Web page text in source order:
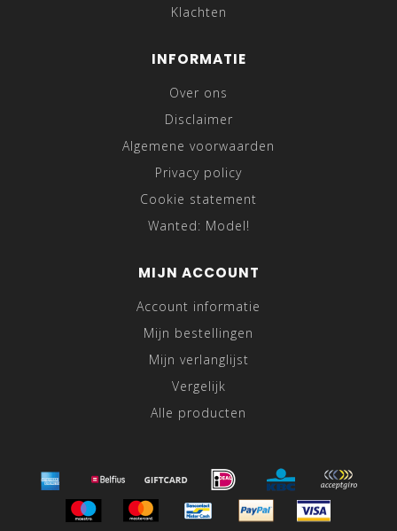
Klachten
INFORMATIE
Over ons
Disclaimer
Algemene voorwaarden
Privacy policy
Cookie statement
Wanted: Model!
MIJN ACCOUNT
Account informatie
Mijn bestellingen
Mijn verlanglijst
Vergelijk
Alle producten